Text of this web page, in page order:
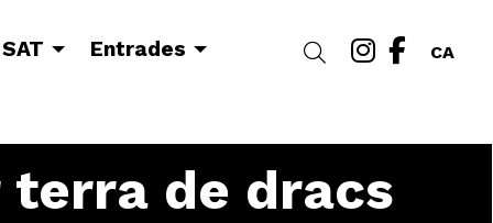
CA
Link a
Link
Cercar
Entrades
terra de dracs